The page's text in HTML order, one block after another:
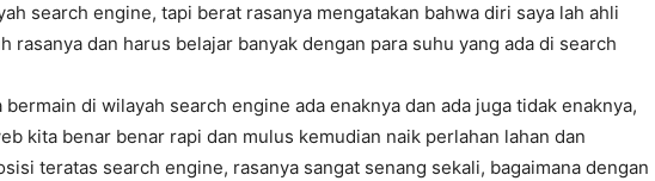
search engine, tapi berat rasanya mengatakan bahwa diri saya lah ahli
rasanya dan harus belajar banyak dengan para suhu yang ada di search
bermain di wilayah search engine ada enaknya dan ada juga tidak enaknya,
kita benar benar rapi dan mulus kemudian naik perlahan lahan dan
teratas search engine, rasanya sangat senang sekali, bagaimana dengan